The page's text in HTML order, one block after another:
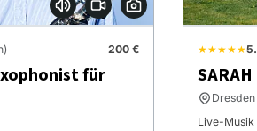
200 €
für
★★★★★
Dresden
Live-Musik